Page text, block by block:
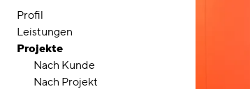
Profil
Leistungen
Projekte
Nach Kunde
Nach Projekt